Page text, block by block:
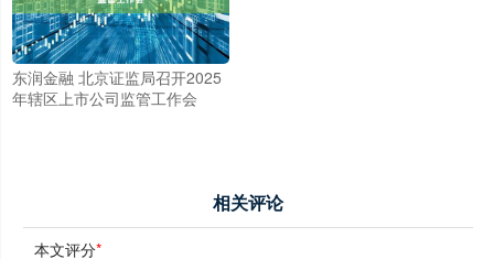
东润金融 北京证监局召开2025
年辖区上市公司监管工作会
相关评论
本文评分*